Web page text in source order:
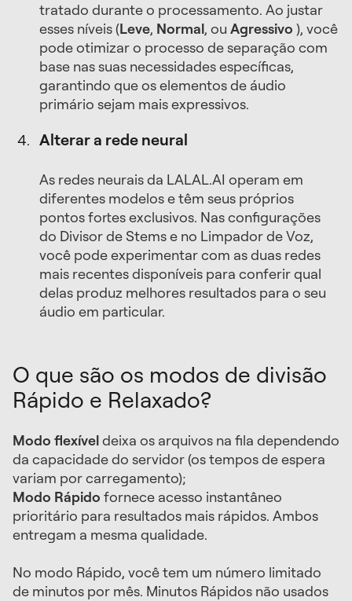
tratado durante o processamento. Ao justar
esses níveis (Leve, Normal, ou Agressivo ), você
pode otimizar o processo de separação com
base nas suas necessidades específicas,
garantindo que os elementos de áudio
primário sejam mais expressivos.
Alterar a rede neural
As redes neurais da LALAL.AI operam em
diferentes modelos e têm seus próprios
pontos fortes exclusivos. Nas configurações
do Divisor de Stems e no Limpador de Voz,
você pode experimentar com as duas redes
mais recentes disponíveis para conferir qual
delas produz melhores resultados para o seu
áudio em particular.
O que são os modos de divisão
Rápido e Relaxado?
Modo flexíveldeixa os arquivos na fila dependendo
da capacidade do servidor (os tempos de espera
variam por carregamento);
Modo Rápido fornece acesso instantâneo
prioritário para resultados mais rápidos. Ambos
entregam a mesma qualidade.
No modo Rápido, você tem um número limitado
de minutos por mês. Minutos Rápidos não usados